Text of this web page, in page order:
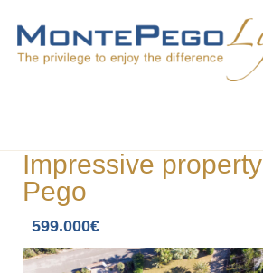
Impressive
Pego
599.000€